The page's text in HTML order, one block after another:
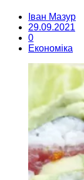
Іван Мазур
29.09.2021
0
Економіка